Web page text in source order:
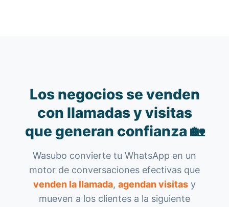
Los negocios se venden
con llamadas y visitas
que generan confianza 🏡
Wasubo convierte tu WhatsApp en un
motor de conversaciones efectivas que
venden la llamada, agendan visitas y
mueven a los clientes a la siguiente